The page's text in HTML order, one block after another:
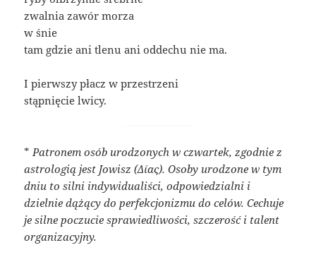
zwalnia zawór morza
w śnie
tam gdzie ani tlenu ani oddechu nie ma.
I pierwszy płacz w przestrzeni
stąpnięcie lwicy.
* Patronem osób urodzonych w czwartek, zgodnie z
astrologią jest Jowisz (Δίας). Osoby urodzone w tym
dniu to silni indywidualiści, odpowiedzialni i
dzielnie dążący do perfekcjonizmu do celów. Cechuje
je silne poczucie sprawiedliwości, szczerość i talent
organizacyjny.